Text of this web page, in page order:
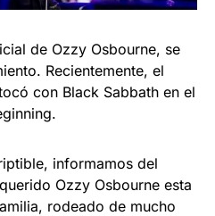
de Ozzy Osbourne, se
Recientemente, el
con Black Sabbath en el
informamos del
Ozzy Osbourne esta
rodeado de mucho